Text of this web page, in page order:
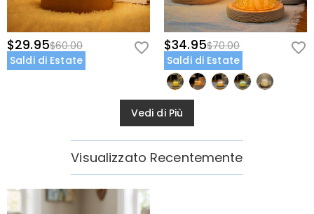
$29.95$60.00
Saldi di Estate
$34.95$70.00
Saldi di Estate
Vedi di Più
Visualizzato Recentemente